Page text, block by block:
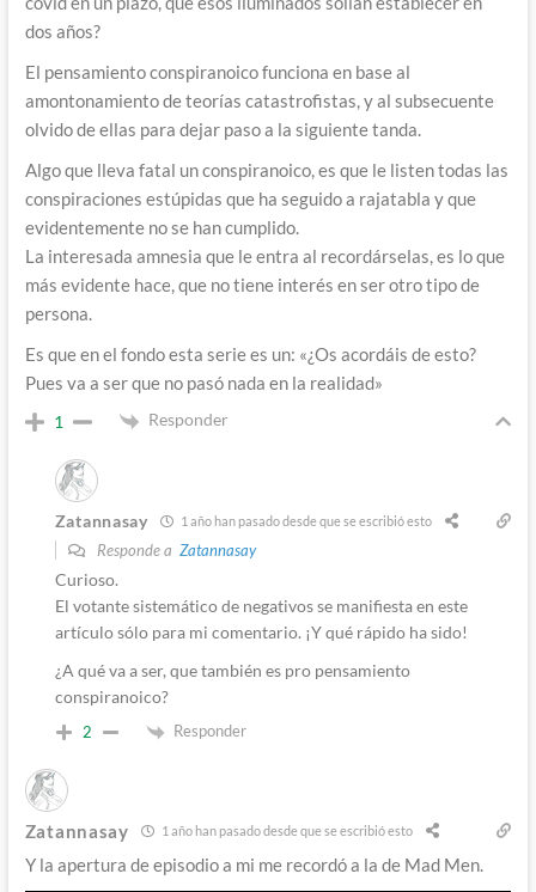
dos años?
El pensamiento conspiranoico funciona en base al
amontonamiento de teorías catastrofistas, y al subsecuente
olvido de ellas para dejar paso a la siguiente tanda.
Algo que lleva fatal un conspiranoico, es que le listen todas las
conspiraciones estúpidas que ha seguido a rajatabla y que
evidentemente no se han cumplido.
La interesada amnesia que le entra al recordárselas, es lo que
más evidente hace, que no tiene interés en ser otro tipo de
persona.
Es que en el fondo esta serie es un: «¿Os acordáis de esto?
Pues va a ser que no pasó nada en la realidad»
1 Responder
Zatannasay 1 año han pasado desde que se escribió esto
Responde a Zatannasay
Curioso.
El votante sistemático de negativos se manifiesta en este
artículo sólo para mi comentario. ¡Y qué rápido ha sido!
¿A qué va a ser, que también es pro pensamiento
conspiranoico?
2 Responder
Zatannasay 1 año han pasado desde que se escribió esto
Y la apertura de episodio a mi me recordó a la de Mad Men.